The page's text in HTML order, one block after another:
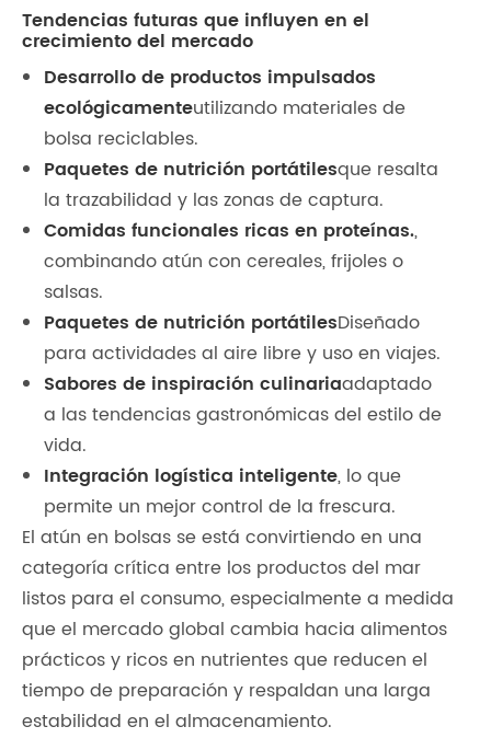
Tendencias futuras que influyen en el
crecimiento del mercado
Desarrollo de productos impulsados ​​
ecológicamenteutilizando materiales de
bolsa reciclables.
Paquetes de nutrición portátilesque resalta
la trazabilidad y las zonas de captura.
Comidas funcionales ricas en proteínas.,
combinando atún con cereales, frijoles o
salsas.
Paquetes de nutrición portátilesDiseñado
para actividades al aire libre y uso en viajes.
Sabores de inspiración culinariaadaptado
a las tendencias gastronómicas del estilo de
vida.
Integración logística inteligente, lo que
permite un mejor control de la frescura.
El atún en bolsas se está convirtiendo en una
categoría crítica entre los productos del mar
listos para el consumo, especialmente a medida
que el mercado global cambia hacia alimentos
prácticos y ricos en nutrientes que reducen el
tiempo de preparación y respaldan una larga
estabilidad en el almacenamiento.